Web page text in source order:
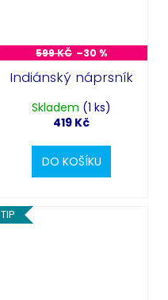
599 KČ –30 %
Indiánský náprsník
Skladem (1 ks)
419 Kč
DO KOŠÍKU
TIP